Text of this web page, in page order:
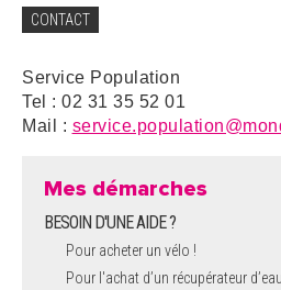
CONTACT
Service Population
Tel : 02 31 35 52 01
Mail :
Mes démarches
BESOIN D'UNE AIDE ?
Pour acheter un vélo !
Pour l'achat d’un récupérateur